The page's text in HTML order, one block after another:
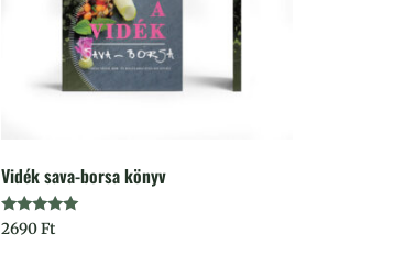
Vidék sava-borsa könyv
Értékelés:
5.00
2690Ft